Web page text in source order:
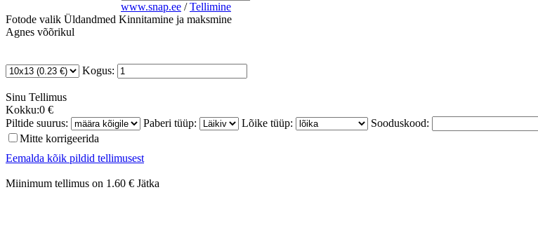
www.snap.ee / Tellimine
Fotode valik Üldandmed Kinnitamine ja maksmine
Agnes võõrikul
Kogus:
Sinu Tellimus
Kokku:0 €
Piltide suurus:
Paberi tüüp: Lõike tüüp: Sooduskood:
Mitte korrigeerida
Eemalda kõik pildid tellimusest
Miinimum tellimus on 1.60 € Jätka